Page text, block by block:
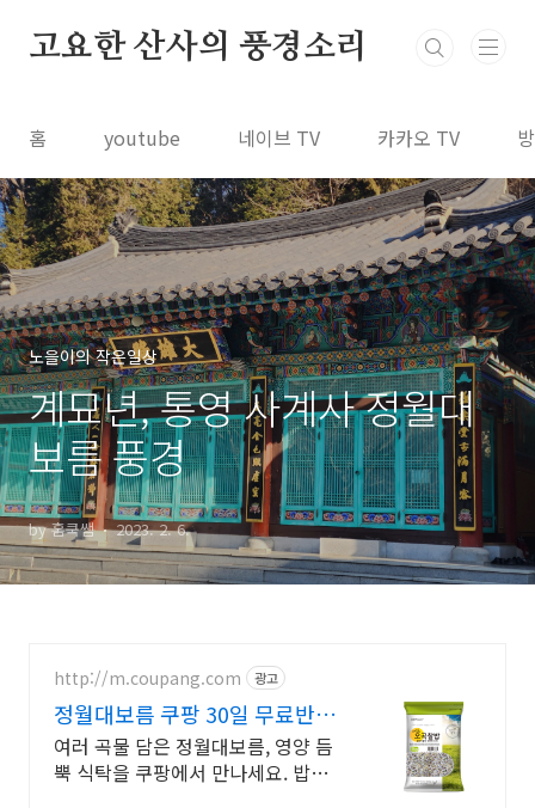
고요한 산사의 풍경소리
홈 youtube 네이브 TV 카카오 TV
노을이의 작은일상
계묘년, 통영 사계사 정월대
보름 풍경
by 홈쿡쌤 2023. 2. 6.
http://m.coupang.com 광고
정월대보름 쿠팡 30일 무료반품
부담 없이
여러 곡물 담은 정월대보름, 영양 듬
뿍 식탁을 쿠팡에서 만나세요. 밥맛